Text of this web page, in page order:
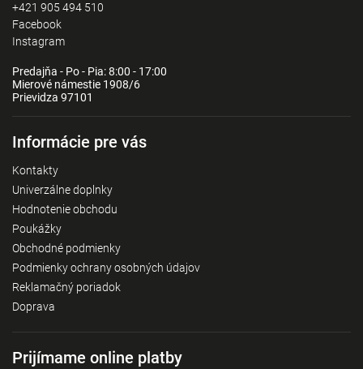
+421 905 494 510
Facebook
Instagram
Predajňa - Po - Pia: 8:00 - 17:00
Mierové námestie 1908/6
Prievidza 97101
Informácie pre vás
Kontakty
Univerzálne doplnky
Hodnotenie obchodu
Poukážky
Obchodné podmienky
Podmienky ochrany osobných údajov
Reklamačný poriadok
Doprava
Prijímame online platby